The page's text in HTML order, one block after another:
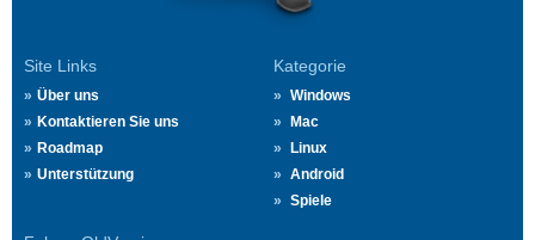
Site Links
Über uns
Kontaktieren Sie uns
Roadmap
Unterstützung
Kategorie
Windows
Mac
Linux
Android
Spiele